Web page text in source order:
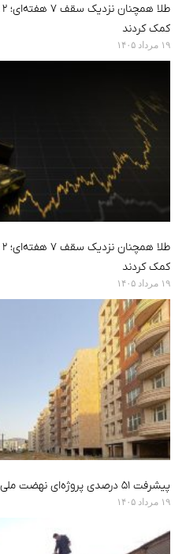
کمک کردند
۱۹ مرداد ۱۴۰۵
کمک کردند
۱۹ مرداد ۱۴۰۵
پیشرفت ۵۱ درصدی پروژه‌ای نهضت ملی مسکن انبوه‌سازی
۱۹ مرداد ۱۴۰۵